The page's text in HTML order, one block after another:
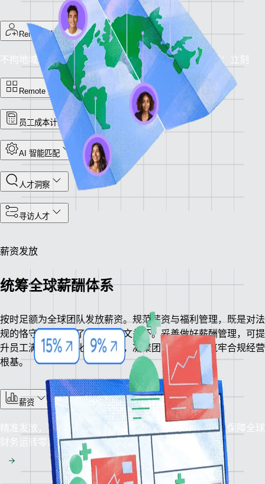
Remote 人才招募
不拘地域，唯才是聘：更快锁定合适人才。 到岗时间：立刻
Remote 招聘平台
员工成本计算器
AI 智能匹配
人才洞察
寻访人才
薪资发放
统筹全球薪酬体系
按时足额为全球团队发放薪资。规范薪资与福利管理，既是对法
规的恪守，也彰显了企业的人文关怀。妥善做好薪酬管理，可提
升员工满意度、优化企业运营，凝聚团队向心力，筑牢合规经营
根基。
薪资
精准发放，准时无误：依托我们的薪资管理解决方案，保障全球
财务运转零差错。